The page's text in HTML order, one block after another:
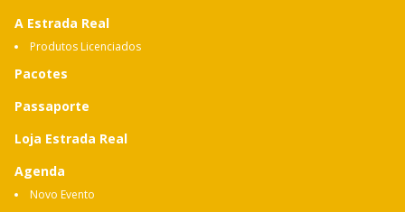
A Estrada Real
Produtos Licenciados
Pacotes
Passaporte
Loja Estrada Real
Agenda
Novo Evento